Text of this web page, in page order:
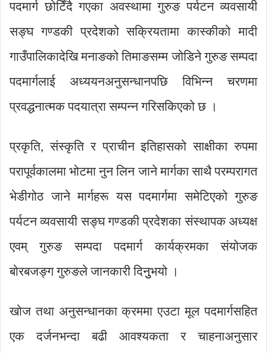
पदमार्ग छोटिँदै गएका अवस्थामा गुरुङ पर्यटन व्यवसायी
सङ्घ गण्डकी प्रदेशको सक्रियतामा कास्कीको मादी
गाउँपालिकादेखि मनाङको तिमाङसम्म जोडिने गुरुङ सम्पदा
पदमार्गलाई अध्ययनअनुसन्धानपछि विभिन्न चरणमा
प्रवद्धनात्मक पदयात्रा सम्पन्न गरिसकिएको छ ।
प्रकृति, संस्कृति र प्राचीन इतिहासको साक्षीका रुपमा
परापूर्वकालमा भोटमा नुन लिन जाने मार्गका साथै परम्परागत
भेडीगोठ जाने मार्गहरू यस पदमार्गमा समेटिएको गुरुङ
पर्यटन व्यवसायी सङ्घ गण्डकी प्रदेशका संस्थापक अध्यक्ष
एवम् गुरुङ सम्पदा पदमार्ग कार्यक्रमका संयोजक
बोरबजङ्ग गुरुङले जानकारी दिनुुभयो ।
खोज तथा अनुसन्धानका क्रममा एउटा मूल पदमार्गसहित
एक दर्जनभन्दा बढी आवश्यकता र चाहनाअनुसार